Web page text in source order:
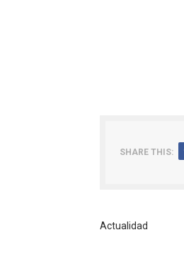
SHARE THIS:
Actualidad